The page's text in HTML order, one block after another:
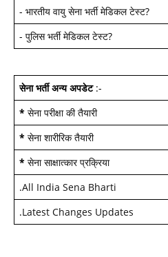
- भारतीय वायु सेना भर्ती मेडिकल टेस्ट?
- पुलिस भर्ती मेडिकल टेस्ट?
सेना भर्ती अन्य अपडेट:-
* सेना परीक्षा की तैयारी
* सेना शारीरिक तैयारी
* सेना साक्षात्कार प्रक्रिया
.All India Sena Bharti
.Latest Changes Updates